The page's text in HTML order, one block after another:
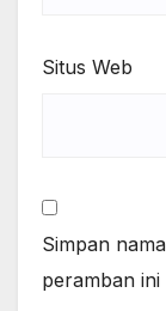
Situs Web
Simpan
peramban